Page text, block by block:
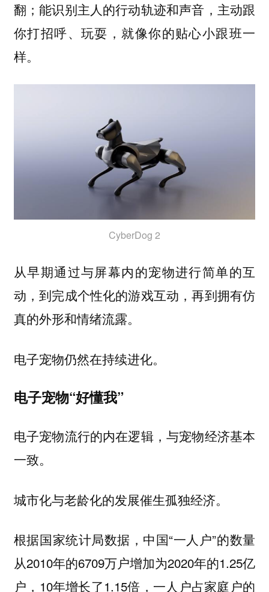
翻；能识别主人的行动轨迹和声音，主动跟
你打招呼、玩耍，就像你的贴心小跟班一
样。
CyberDog 2
从早期通过与屏幕内的宠物进行简单的互
动，到完成个性化的游戏互动，再到拥有仿
真的外形和情绪流露。
电子宠物仍然在持续进化。
电子宠物“好懂我”
电子宠物流行的内在逻辑，与宠物经济基本
一致。
城市化与老龄化的发展催生孤独经济。
根据国家统计局数据，中国“一人户”的数量
从2010年的6709万户增加为2020年的1.25亿
户，10年增长了1.15倍，一人户占家庭户的